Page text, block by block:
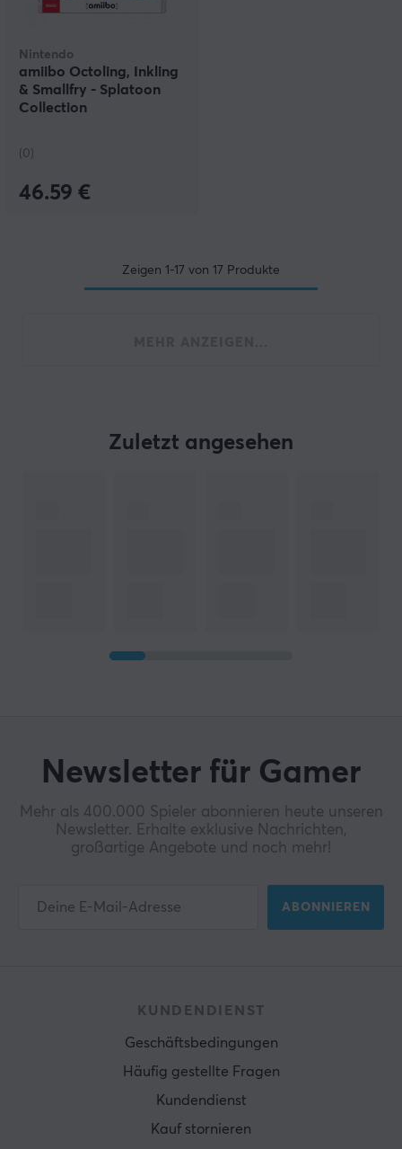
Nintendo
amiibo Octoling, Inkling
& Smallfry - Splatoon
Collection
(0)
46.59 €
Zeigen 1-17 von 17 Produkte
Zuletzt angesehen
Newsletter für Gamer
Mehr als 400.000 Spieler abonnieren heute unseren
Newsletter. Erhalte exklusive Nachrichten,
großartige Angebote und noch mehr!
ABONNIEREN
KUNDENDIENST
Geschäftsbedingungen
Häufig gestellte Fragen
Kundendienst
Kauf stornieren